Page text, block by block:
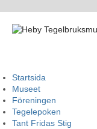
Startsida
Museet
Föreningen
Tegelepoken
Tant Fridas Stig